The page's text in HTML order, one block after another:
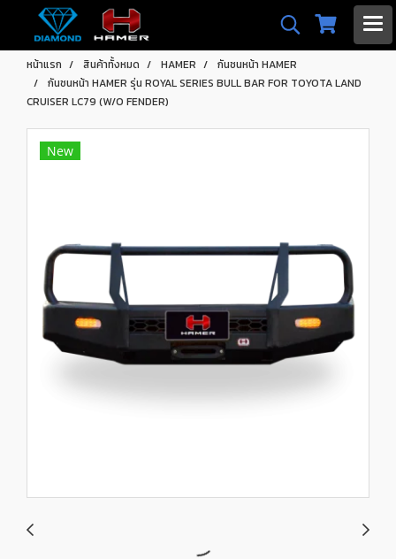
หน้าแรก สินค้าทั้งหมด HAMER
กันชนหน้า HAMER
กันชนหน้า HAMER รุ่น ROYAL SERIES BULL BAR FOR TOYOTA LAND
CRUISER LC79 (W/O FENDER)
New